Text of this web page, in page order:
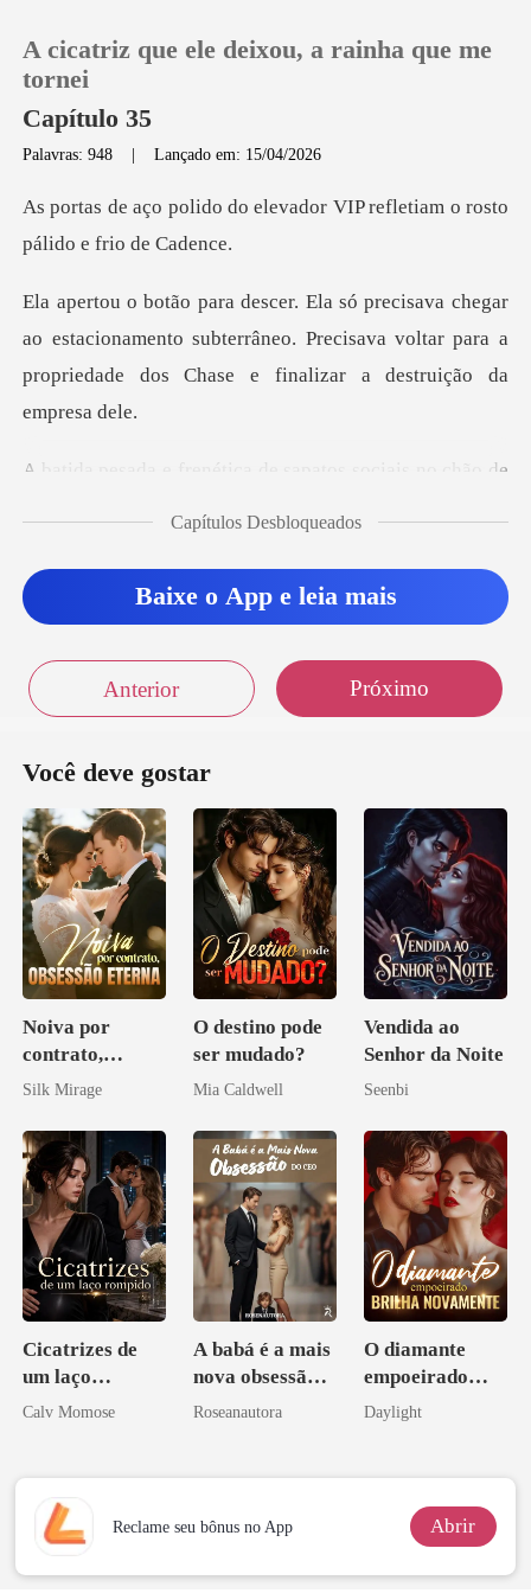
Loja
Histórico
Sair
A cicatriz que ele deixou, a rainha que me
tornei
Capítulo 35
Palavras: 948 |Lançado em: 15/04/2026
elevador VIP refletiam o ro
o estacionamento subterrâneo. Precisava voltar para a
prop
de sapatos sociais no chão
a
Capítulos Desbloqueados
Baixe o App e leia mais
Anterior Próximo
Você deve gostar
Noiva por
contrato,
obsessão eterna
Silk Mirage
O destino pode
ser mudado?
Mia Caldwell
Vendida ao
Senhor da Noite
Seenbi
Cicatrizes de
um laço
rompido
Calv Momose
A babá é a mais
nova obsessão
do CEO
Roseanautora
O diamante
empoeirado
brilha
Daylight
Reclame seu bônus no App Abrir